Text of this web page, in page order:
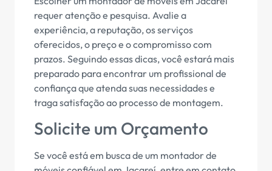
requer atenção e pesquisa. Avalie a
experiência, a reputação, os serviços
oferecidos, o preço e o compromisso com
prazos. Seguindo essas dicas, você estará mais
preparado para encontrar um profissional de
confiança que atenda suas necessidades e
traga satisfação ao processo de montagem.
Solicite um Orçamento
Se você está em busca de um montador de